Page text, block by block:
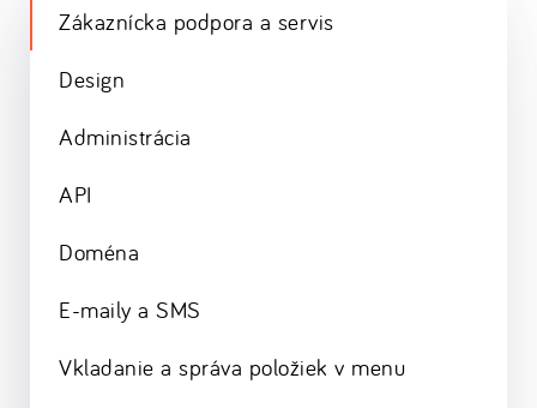
Zákaznícka podpora a servis
Design
Administrácia
API
Doména
E-maily a SMS
Vkladanie a správa položiek v menu